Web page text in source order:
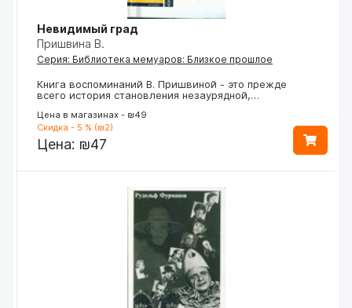
Невидимый град
Пришвина В.
Серия: Библиотека мемуаров: Близкое прошлое
Книга воспоминаний В. Пришвиной - это прежде
всего история становления незаурядной,…
Цена в магазинах - ₪49
Скидка - 5 % (₪2)
Цена: ₪47